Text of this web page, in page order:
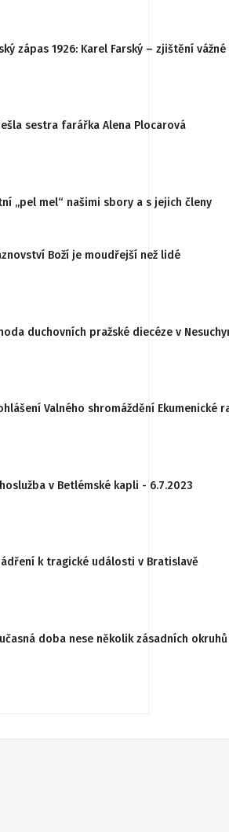
zápas 1926: Karel Farský – zjištění
sestra farářka Alena Plocarová
„pel mel“ našimi sbory a s jejich členy
Boží je moudřejší než lidé
duchovních pražské diecéze v
Valného shromáždění
v Betlémské kapli - 6.7.2023
k tragické události v Bratislavě
doba nese několik zásadních